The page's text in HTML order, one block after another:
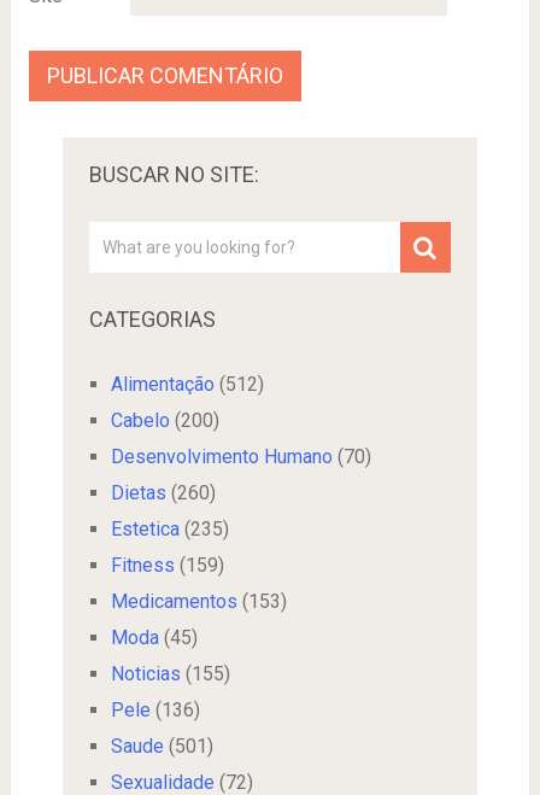
BUSCAR NO SITE:
CATEGORIAS
Alimentação (512)
Cabelo (200)
Desenvolvimento Humano (70)
Dietas (260)
Estetica(235)
Fitness (159)
Medicamentos (153)
Moda(45)
Noticias (155)
Pele (136)
Saude (501)
Sexualidade (72)